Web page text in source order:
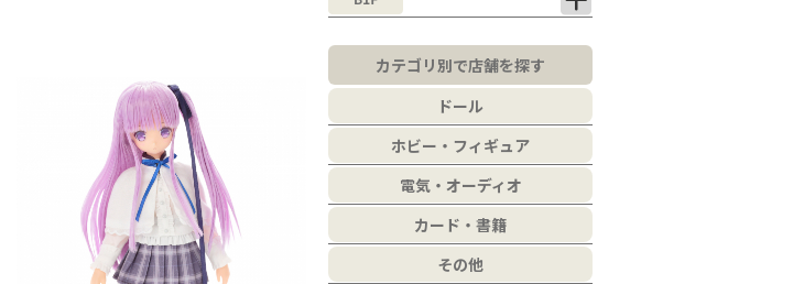
カテゴリ別で店舗を探す
ドール
ホビー・フィギュア
電気・オーディオ
カード・書籍
その他